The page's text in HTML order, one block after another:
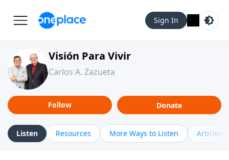
Sign In
Visión Para Vivir
Carlos A. Zazueta
Follow Donate
Listen Resources More Ways to Listen Articles